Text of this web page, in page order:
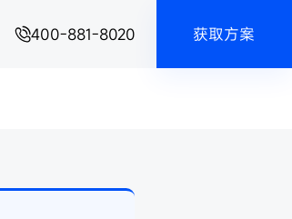
400-881-8020 获取方案